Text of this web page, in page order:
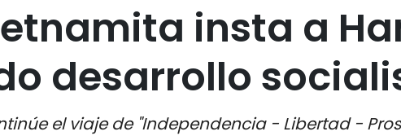
insta a
desarrollo
el viaje de "Independencia - Libertad -